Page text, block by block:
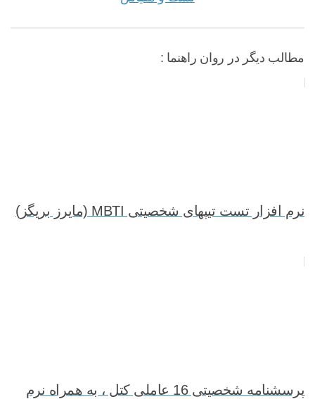
مطالب دیگر در روان راهنما :
نرم افزار تست تیپهای شخصیتی MBTI (مایرز بریگز)
پرسشنامه شخصیتی 16 عاملی کتل ، به همراه نرم